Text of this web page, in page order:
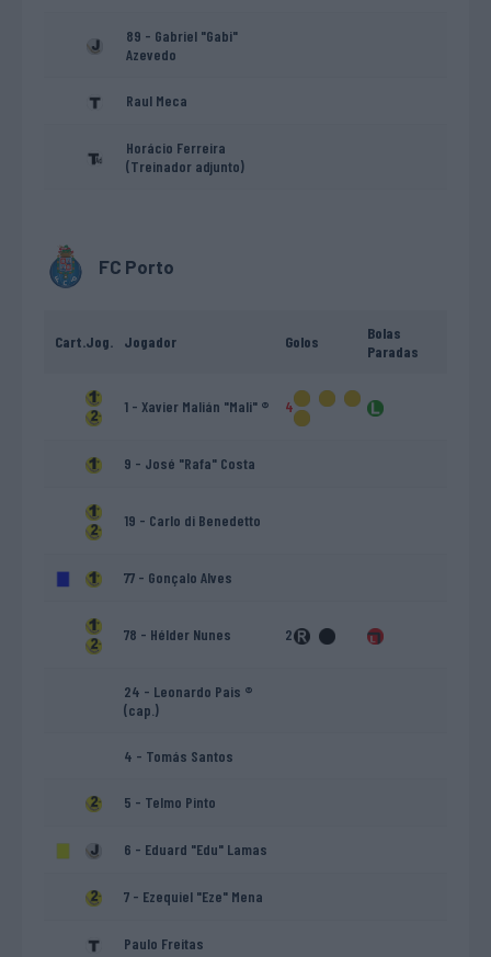
89 - Gabriel "Gabi"
Azevedo
Raul Meca
Horácio Ferreira
(Treinador adjunto)
FC Porto
Cart.Jog. Jogador Golos
Bolas
Paradas
1 - Xavier Malián "Mali" ® 4
9 - José "Rafa" Costa
19 - Carlo di Benedetto
77 - Gonçalo Alves
78 - Hélder Nunes 2
24 - Leonardo Pais ®
(cap.)
4 - Tomás Santos
5 - Telmo Pinto
6 - Eduard "Edu" Lamas
7 - Ezequiel "Eze" Mena
Paulo Freitas